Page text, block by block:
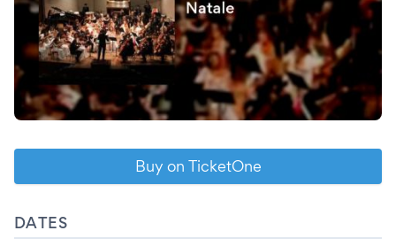
Buy on TicketOne
DATES